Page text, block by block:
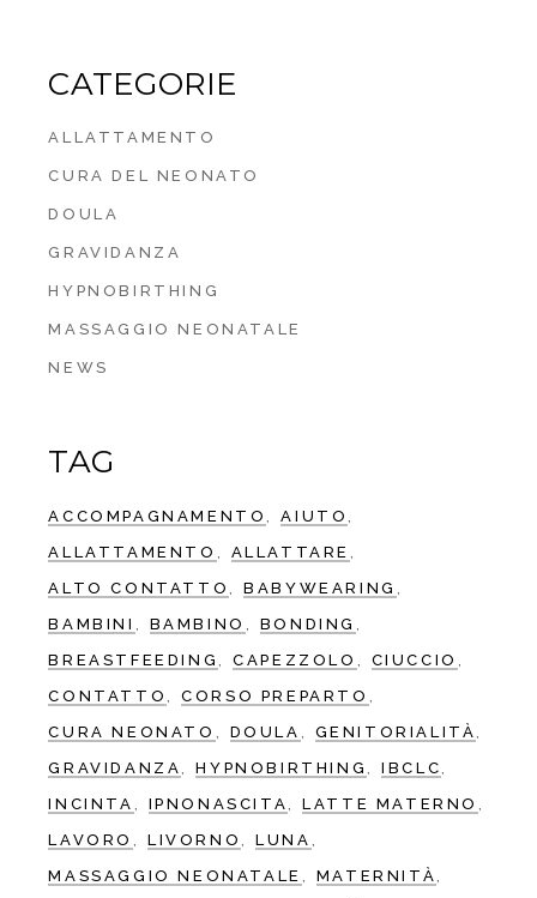
CATEGORIE
ALLATTAMENTO
CURA DEL NEONATO
DOULA
GRAVIDANZA
HYPNOBIRTHING
MASSAGGIO NEONATALE
NEWS
TAG
ACCOMPAGNAMENTO
AIUTO
ALLATTAMENTO
ALLATTARE
ALTO CONTATTO
BABYWEARING
BAMBINI
BAMBINO
BONDING
BREASTFEEDING
CAPEZZOLO
CIUCCIO
CONTATTO
CORSO PREPARTO
CURA NEONATO
DOULA
GENITORIALITÀ
GRAVIDANZA
HYPNOBIRTHING
IBCLC
INCINTA
IPNONASCITA
LATTE MATERNO
LAVORO
LIVORNO
LUNA
MASSAGGIO NEONATALE
MATERNITÀ